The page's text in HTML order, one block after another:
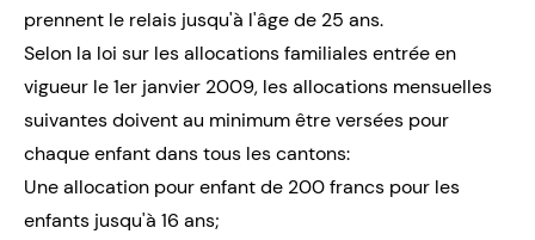
prennent le relais jusqu'à l'âge de 25 ans.
Selon la loi sur les allocations familiales entrée en
vigueur le 1er janvier 2009, les allocations mensuelles
suivantes doivent au minimum être versées pour
chaque enfant dans tous les cantons:
Une allocation pour enfant de 200 francs pour les
enfants jusqu'à 16 ans;